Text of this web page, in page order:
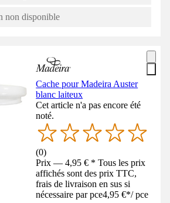
non disponible
Cache pour Madeira Auster
blanc laiteux
Cet article n'a pas encore été
noté.
(0)
Prix — 4,95 € * Tous les prix
affichés sont des prix TTC,
frais de livraison en sus si
nécessaire par pce4,95 €*/ pce